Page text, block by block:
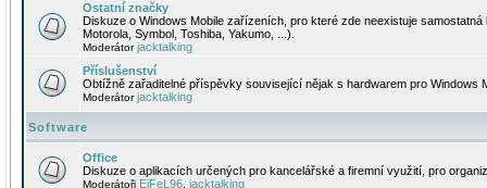
Ostatní značky
Diskuze o Windows Mobile zařízeních, pro které zde neexistuje
Motorola, Symbol, Toshiba, Yakumo, ...).
Moderátorjacktalking
Příslušenství
Obtížně zařaditelné příspěvky související nějak s hardwarem pro Windows
Moderátorjacktalking
Software
Office
Diskuze o aplikacích určených pro kancelářské a firemní využití, pro
Moderátoři EiFeL96 jacktalking